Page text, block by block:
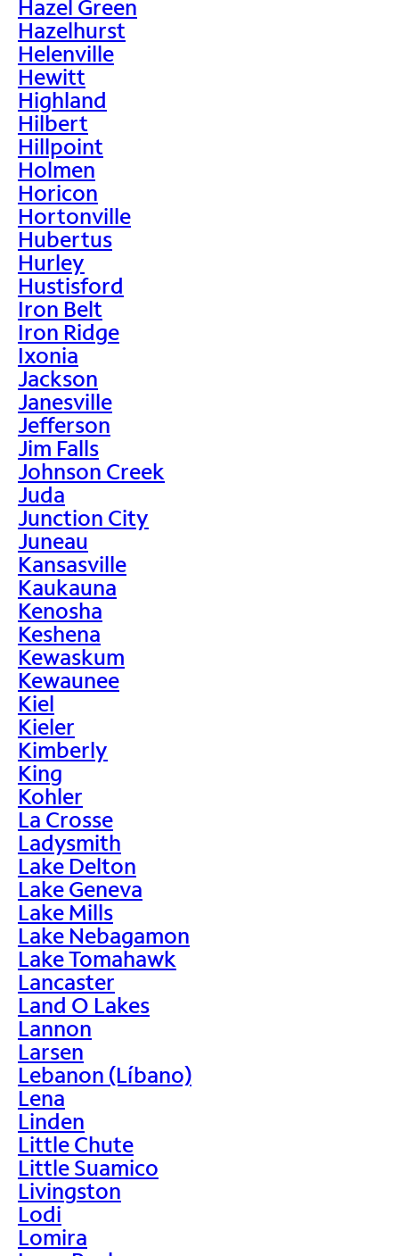
Hazel Green
Hazelhurst
Helenville
Hewitt
Highland
Hilbert
Hillpoint
Holmen
Horicon
Hortonville
Hubertus
Hurley
Hustisford
Iron Belt
Iron Ridge
Ixonia
Jackson
Janesville
Jefferson
Jim Falls
Johnson Creek
Juda
Junction City
Juneau
Kansasville
Kaukauna
Kenosha
Keshena
Kewaskum
Kewaunee
Kiel
Kieler
Kimberly
King
Kohler
La Crosse
Ladysmith
Lake Delton
Lake Geneva
Lake Mills
Lake Nebagamon
Lake Tomahawk
Lancaster
Land O Lakes
Lannon
Larsen
Lebanon (Líbano)
Lena
Linden
Little Chute
Little Suamico
Livingston
Lodi
Lomira